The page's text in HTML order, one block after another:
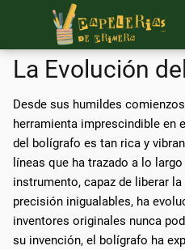
La Evolución
Desde sus humildes
herramienta imprescindible en
del bolígrafo es tan rica y
líneas que ha trazado a lo
instrumento, capaz de liberar
precisión inigualables, ha
inventores originales nunca
su invención, el bolígrafo ha